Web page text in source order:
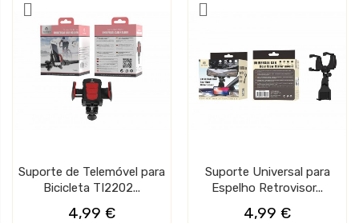
Suporte de Telemóvel para
Bicicleta TI2202...
4,99 €
Suporte Universal para
Espelho Retrovisor...
4,99 €